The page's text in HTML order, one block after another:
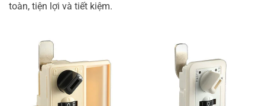
toàn, tiện lợi và tiết kiệm.